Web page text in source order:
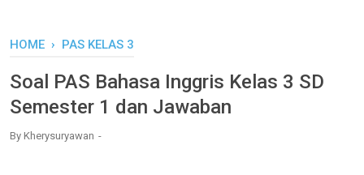
HOME › PAS KELAS 3
Soal PAS Bahasa Inggris Kelas 3 SD
Semester 1 dan Jawaban
By Kherysuryawan